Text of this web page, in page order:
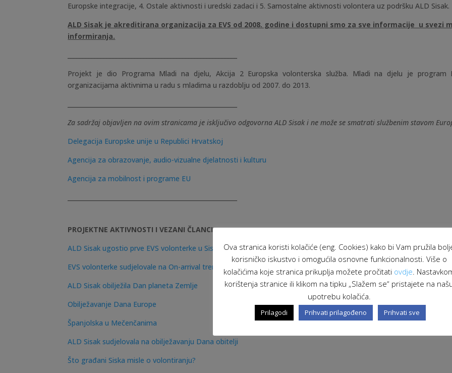
Europske integracije, 4. Ostale aktivnosti i uredski zadaci i 5. Samostalne aktivnosti volontera uz podršku ALD Sisak.
ALD Sisak je akreditirana organizacija za EVS od 2008. godine i dostupni smo za sve informacije u svezi
informiranja.
Projekt je dio Programa Mladi na djelu, Akcija 2 Europska volonterska služba. Mladi na djelu je program
organizacijama aktivnima u radu s mladima u razdoblju od 2007. do 2013.
Za sadržaj objavljen na ovim stranicama je isključivo odgovorna ALD Sisak i ne može se smatrati službenim stavom
Delegacija Europske unije u Republici Hrvatskoj
Agencija za obrazovanje, audio-vizualne djelatnosti i kulturu
Agencija za mobilnost i programe EU
PROJEKTNE AKTIVNOSTI I VEZANI ČLANCI:
ALD Sisak ugostio prve EVS volonterke u Sisku
EVS volonterke sudjelovale na On-arrival treningu u Orahovici
ALD Sisak obilježila Dan planeta Zemlje
Obilježavanje Dana Europe
Španjolska u Mečenčanima
ALD Sisak sudjelovala na obilježavanju Dana obitelji
Što građani Siska misle o volontiranju?
Ova stranica koristi kolačiće (eng. Cookies) kako bi Vam pružila
korisničko iskustvo i omogućila osnovne funkcionalnosti. Više o
kolačićima koje stranica prikuplja možete pročitati ovdje .
korištenja stranice ili klikom na tipku „Slažem se“ pristajete na
upotrebu kolačića.
Prilagodi Prihvati prilagođeno Prihvati sve